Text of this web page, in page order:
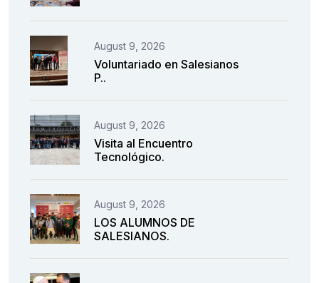
August 9, 2026
Voluntariado en Salesianos
P..
August 9, 2026
Visita al Encuentro
Tecnológico.
August 9, 2026
LOS ALUMNOS DE
SALESIANOS.